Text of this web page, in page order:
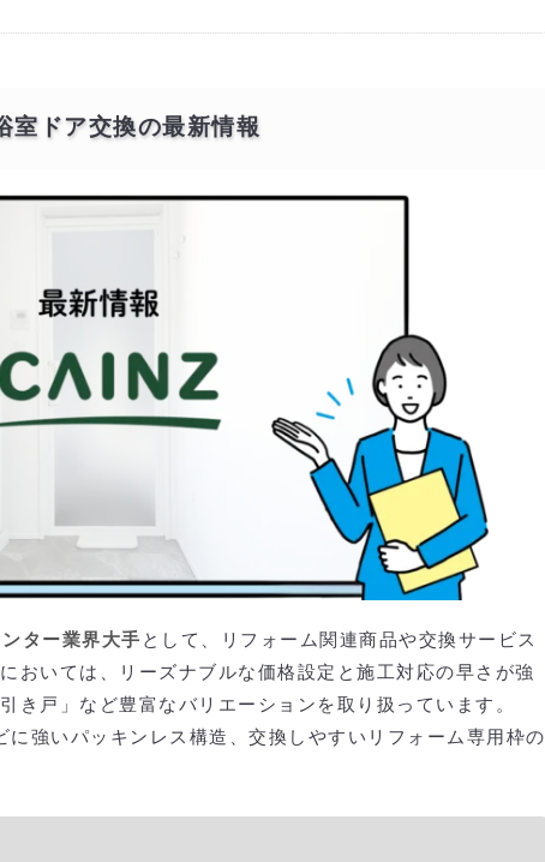
依頼するには？
室ドア交換の最新情報
ター業界大手 として、リフォーム関連商品や交換サービス
おいては、リーズナブルな価格設定と施工対応の早さが強
き戸」など豊富なバリエーションを取り扱っています。
強いパッキンレス構造、交換しやすいリフォーム専用枠の